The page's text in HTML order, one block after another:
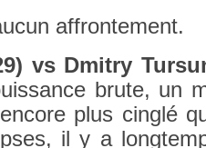
affron­te­ment.
vs Dmit­ry
brute, un
plus cinglé
il y a